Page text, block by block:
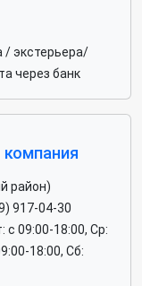
/ экстерьера/
через банк
район)
917-04-30
c 09:00-18:00, Ср:
18:00, Сб: